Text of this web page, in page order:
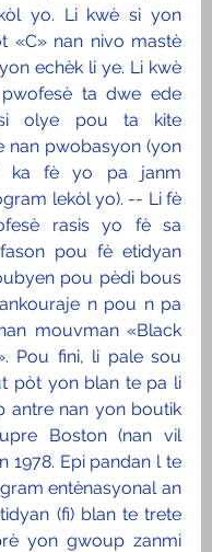
yo. Li kwè si yon
«C» nan nivo mastè
echèk li ye. Li kwè
ta dwe ede
olye pou ta kite
nan pwobasyon (yon
ka fè yo pa janm
lekòl yo). -- Li fè
rasis yo fè sa
pou fè etidyan
pou pèdi bous
n pou n pa
mouvman «Black
Pou fini, li pale sou
pòt yon blan te pa li
antre nan yon boutik
Boston (nan vil
1978. Epi pandan l te
entènasyonal an
(fi) blan te trete
yon gwoup zanmi